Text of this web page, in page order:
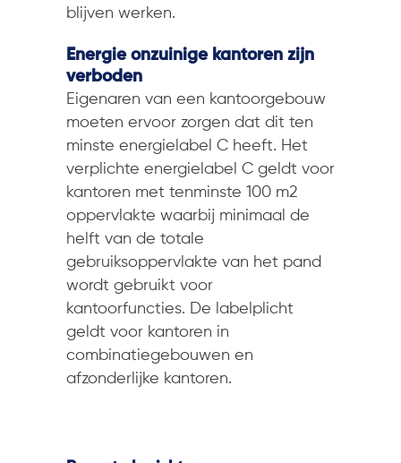
blijven werken.
Energie onzuinige kantoren zijn
verboden
Eigenaren van een kantoorgebouw
moeten ervoor zorgen dat dit ten
minste energielabel C heeft. Het
verplichte energielabel C geldt voor
kantoren met tenminste 100 m2
oppervlakte waarbij minimaal de
helft van de totale
gebruiksoppervlakte van het pand
wordt gebruikt voor
kantoorfuncties. De labelplicht
geldt voor kantoren in
combinatiegebouwen en
afzonderlijke kantoren.